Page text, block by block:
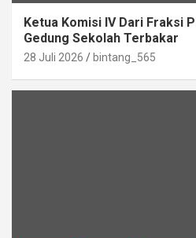
Ketua Komisi IV Dari Fraksi
Gedung Sekolah Terbakar
28 Juli 2026 bintang_565